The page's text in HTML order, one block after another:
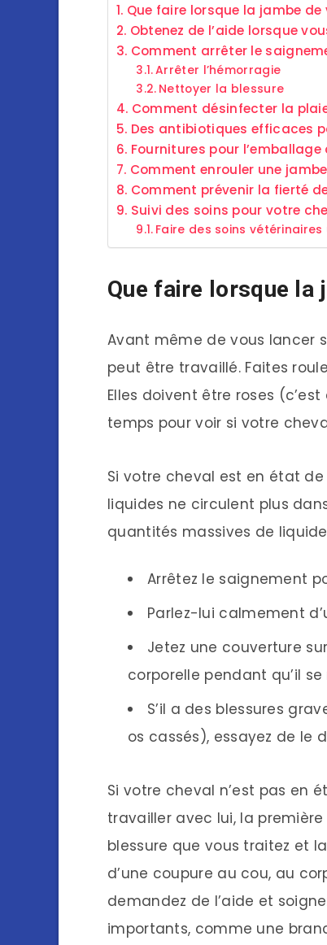
Que faire lorsque la jambe
Obtenez de l’aide lorsque
Comment arrêter le
Arrêter l’hémorragie
Nettoyer la blessure
Comment désinfecter la
Des antibiotiques efficaces
Fournitures pour l’emballage
Comment enrouler une
Comment prévenir la fierté
Suivi des soins pour votre
Faire des soins
Que faire lorsque la
Avant même de vous lancer
peut être travaillé. Faites
Elles doivent être roses
temps pour voir si votre
Si votre cheval est en état
liquides ne circulent plus
quantités massives de
Arrêtez le saignement
Parlez-lui calmement
Jetez une couverture
corporelle pendant qu’il
S’il a des blessures
os cassés), essayez de le
Si votre cheval n’est pas en
travailler avec lui, la
blessure que vous traitez et
d’une coupure au cou, au
demandez de l’aide et
importants, comme une